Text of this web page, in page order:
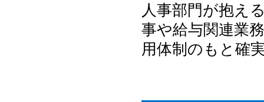
人事部門が抱え
事や給与関連業
用体制のもと確